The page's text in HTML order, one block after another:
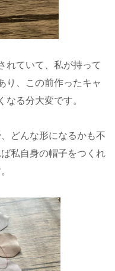
れていて、私が持って
り、この前作ったキャ
なる分大変です。
どんな形になるかも不
私自身の帽子をつくれ